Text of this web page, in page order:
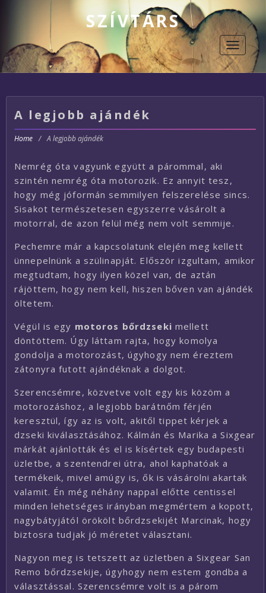
SZÍVTÁRS
Toggle
A legjobb ajándék
Home / A legjobb ajándék
Nemrég óta vagyunk együtt a párommal, aki
szintén nemrég óta motorozik. Ez annyit tesz,
hogy még jóformán semmilyen felszerelése sincs.
Sisakot természetesen egyszerre vásárolt a
motorral, de azon felül még nem volt semmije.
Pechemre már a kapcsolatunk elején meg kellett
ünnepelnünk a szülinapját. Először izgultam, amikor
megtudtam, hogy ilyen közel van, de aztán
rájöttem, hogy nem kell, hiszen bőven van ajándék
öltetem.
Végül is egy motoros bőrdzseki mellett
döntöttem. Úgy láttam rajta, hogy komolya
gondolja a motorozást, úgyhogy nem éreztem
zátonyra futott ajándéknak a dolgot.
Szerencsémre, közvetve volt egy kis közöm a
motorozáshoz, a legjobb barátnőm férjén
keresztül, így az is volt, akitől tippet kérjek a
dzseki kiválasztásához. Kálmán és Marika a Sixgear
márkát ajánlották és el is kísértek egy budapesti
üzletbe, a szentendrei útra, ahol kaphatóak a
termékeik, mivel amúgy is, ők is vásárolni akartak
valamit. Én még néhány nappal előtte centissel
minden lehetséges irányban megmértem a kopott,
nagybátyjától örökölt bőrdzsekijét Marcinak, hogy
biztosra tudjak jó méretet választani.
Nagyon meg is tetszett az üzletben a Sixgear San
Remo bőrdzsekije, úgyhogy nem estem gondba a
választással. Szerencsémre volt is a párom